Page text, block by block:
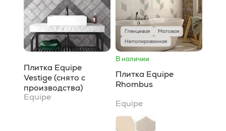
Плитка Equipe
Vestige (снято с
производства)
Equipe
Глянцевая
Матовая
Неполированная
В наличии
Плитка Equipe
Rhombus
Equipe